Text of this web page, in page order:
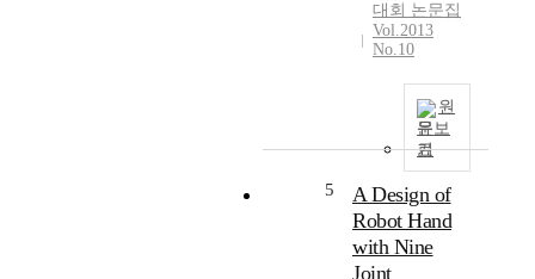
대회 논문집
Vol.2013
No.10
원
문보
기
5
A Design of
Robot Hand
with Nine
Joint